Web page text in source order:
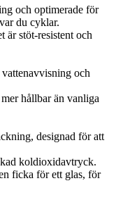
och optimerade för
du cyklar.
är stöt-resistent och
och
hållbar än vanliga
designad för att
koldioxidavtryck.
ficka för ett glas, för